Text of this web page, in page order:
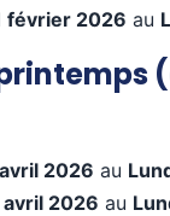
février 2026 au
2026 au
avril 2026 au